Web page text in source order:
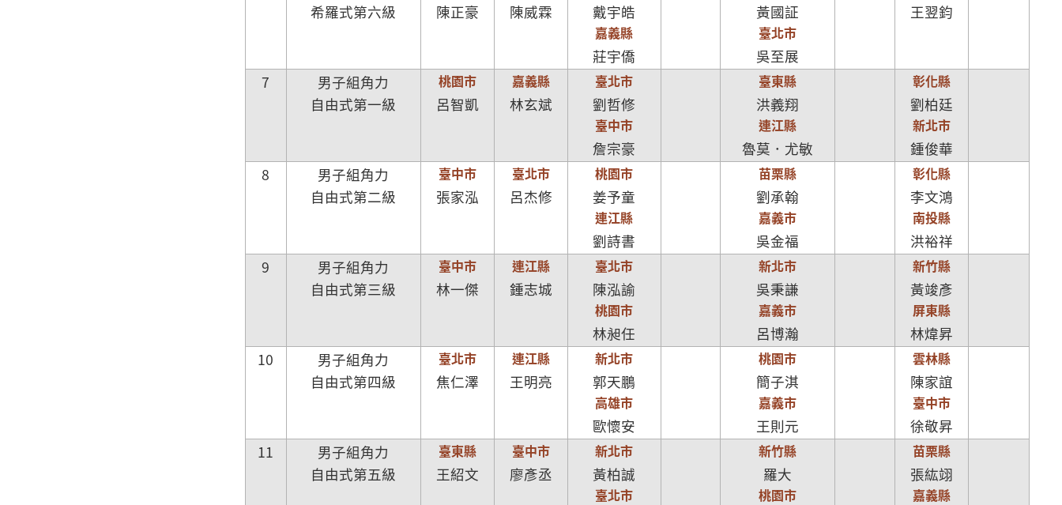
希羅式第六級
陳正豪 陳威霖 戴宇皓
嘉義縣
莊宇僑
黃國証
臺北市
吳至展
王翌鈞
7
男子組角力
自由式第一級
桃園市
呂智凱
嘉義縣
林玄斌
臺北市
劉哲修
臺中市
詹宗豪
臺東縣
洪義翔
連江縣
魯莫．尤敏
彰化縣
劉柏廷
新北市
鍾俊華
8
男子組角力
自由式第二級
臺中市
張家泓
臺北市
呂杰修
桃園市
姜予童
連江縣
劉詩書
苗栗縣
劉承翰
嘉義市
吳金福
彰化縣
李文鴻
南投縣
洪裕祥
9
男子組角力
自由式第三級
臺中市
林一傑
連江縣
鍾志城
臺北市
陳泓諭
桃園市
林昶任
新北市
吳秉謙
嘉義市
呂博瀚
新竹縣
黃竣彥
屏東縣
林煒昇
10
男子組角力
自由式第四級
臺北市
焦仁澤
連江縣
王明亮
新北市
郭天鵬
高雄市
歐懷安
桃園市
簡子淇
嘉義市
王則元
雲林縣
陳家誼
臺中市
徐敬昇
11
男子組角力
自由式第五級
臺東縣
王紹文
臺中市
廖彥丞
新北市
黃柏誠
臺北市
新竹縣
羅大
桃園市
苗栗縣
張紘翊
嘉義縣